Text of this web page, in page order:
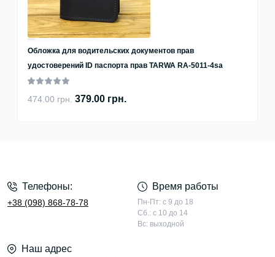
Обложка для водительских документов прав
удостоверений ID паспорта прав TARWA RA-5011-4sa
474.00 грн. 379.00 грн.
Телефоны:
+38 (098) 868-78-78
Время работы
Пн-Пт: с 9 до 18
Сб.: с 10 до 14
Вс: выходной
Наш адрес